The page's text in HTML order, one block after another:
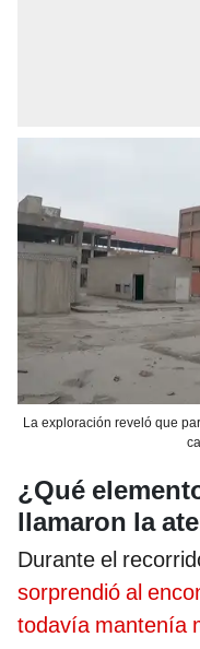
La exploración reveló que
¿Qué
llamaron la
Durante el
sorprendió al
todavía mantenía